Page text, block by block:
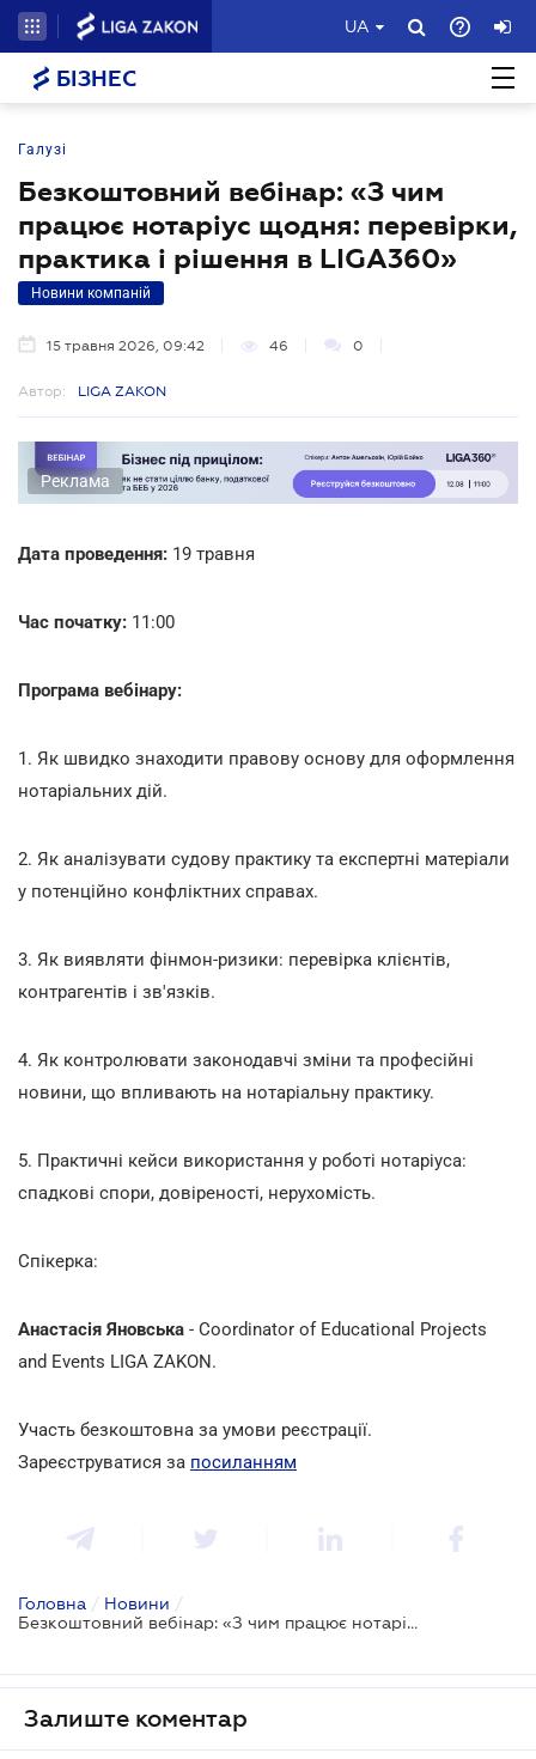
UA
БІЗНЕС
Галузі
Безкоштовний вебінар: «З чим
працює нотаріус щодня: перевірки,
практика і рішення в LIGA360»
Новини компаній
15 травня 2026, 09:42 46 0
Автор: LIGA ZAKON
Реклама
Дата проведення: 19 травня
Час початку: 11:00
Програма вебінару:
1. Як швидко знаходити правову основу для оформлення
нотаріальних дій.
2. Як аналізувати судову практику та експертні матеріали
у потенційно конфліктних справах.
3. Як виявляти фінмон-ризики: перевірка клієнтів,
контрагентів і зв'язків.
4. Як контролювати законодавчі зміни та професійні
новини, що впливають на нотаріальну практику.
5. Практичні кейси використання у роботі нотаріуса:
спадкові спори, довіреності, нерухомість.
Спікерка:
Анастасія Яновська - Coordinator of Educational Projects
and Events LIGA ZAKON.
Участь безкоштовна за умови реєстрації.
Зареєструватися за посиланням
Головна / Новини /
Безкоштовний вебінар: «З чим працює нотаріус щодня: перевірки, практика і рішення в LIGA360»
Залиште коментар